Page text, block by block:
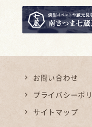
お問い合わせ
プライバシーポ
サイトマップ